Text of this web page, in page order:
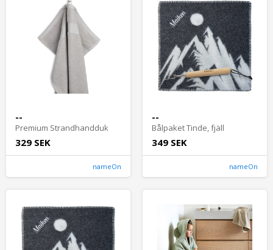
--
Premium Strandhandduk
329 SEK
nameOn
--
Bålpaket Tinde, fjäll
349 SEK
nameOn